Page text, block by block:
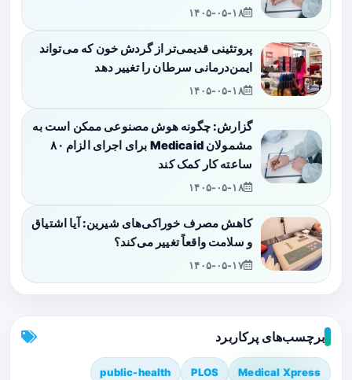
۱۴۰۵-۰۵-۱۸
پروتئینی قدیمی‌تر از گردش خون که می‌تواند
ایمن‌درمانی سرطان را تغییر دهد
۱۴۰۵-۰۵-۱۸
گزارش: چگونه هوش مصنوعی ممکن است به
مشمولان Medicaid برای اجرای الزام ۸۰
ساعته کار کمک کند
۱۴۰۵-۰۵-۱۸
کاهش مصرف خوراکی‌های شیرین: آیا اشتیاق
و سلامت واقعاً تغییر می‌کند؟
۱۴۰۵-۰۵-۱۷
برچسب‌های پرکاربرد
Medical Xpress
PLOS
public-health